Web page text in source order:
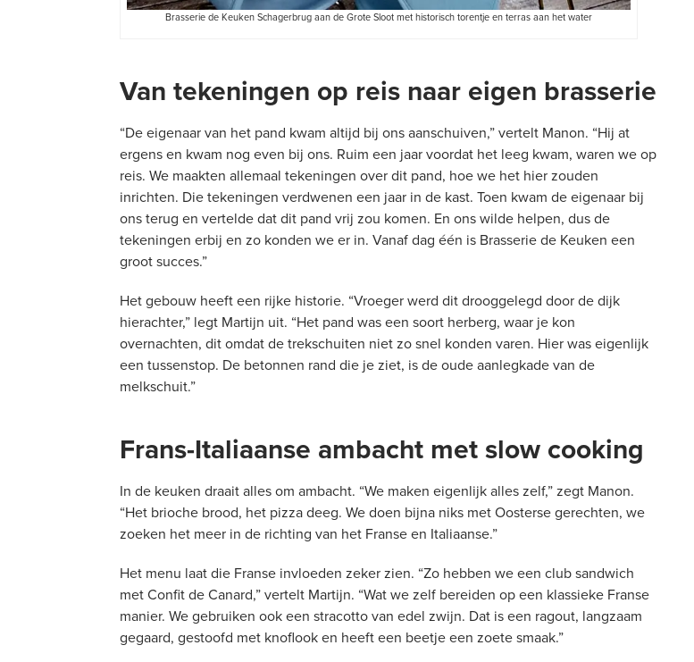
Brasserie de Keuken Schagerbrug aan de Grote Sloot met historisch torentje en terras aan het water
Van tekeningen op reis naar eigen brasserie
“De eigenaar van het pand kwam altijd bij ons aanschuiven,” vertelt Manon. “Hij at
ergens en kwam nog even bij ons. Ruim een jaar voordat het leeg kwam, waren we op
reis. We maakten allemaal tekeningen over dit pand, hoe we het hier zouden
inrichten. Die tekeningen verdwenen een jaar in de kast. Toen kwam de eigenaar bij
ons terug en vertelde dat dit pand vrij zou komen. En ons wilde helpen, dus de
tekeningen erbij en zo konden we er in. Vanaf dag één is Brasserie de Keuken een
groot succes.”
Het gebouw heeft een rijke historie. “Vroeger werd dit drooggelegd door de dijk
hierachter,” legt Martijn uit. “Het pand was een soort herberg, waar je kon
overnachten, dit omdat de trekschuiten niet zo snel konden varen. Hier was eigenlijk
een tussenstop. De betonnen rand die je ziet, is de oude aanlegkade van de
melkschuit.”
Frans-Italiaanse ambacht met slow cooking
In de keuken draait alles om ambacht. “We maken eigenlijk alles zelf,” zegt Manon.
“Het brioche brood, het pizza deeg. We doen bijna niks met Oosterse gerechten, we
zoeken het meer in de richting van het Franse en Italiaanse.”
Het menu laat die Franse invloeden zeker zien. “Zo hebben we een club sandwich
met Confit de Canard,” vertelt Martijn. “Wat we zelf bereiden op een klassieke Franse
manier. We gebruiken ook een stracotto van edel zwijn. Dat is een ragout, langzaam
gegaard, gestoofd met knoflook en heeft een beetje een zoete smaak.”